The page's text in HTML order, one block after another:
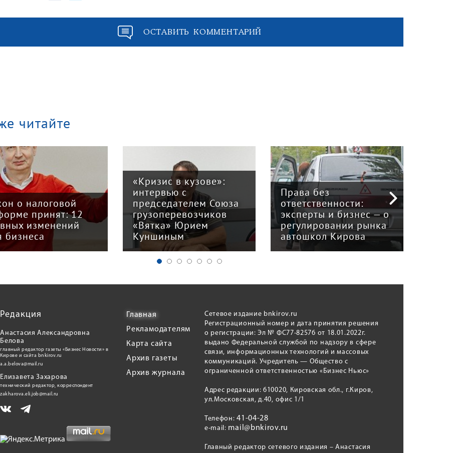
ОСТАВИТЬ КОММЕНТАРИЙ
читайте
о налоговой
принят: 12
изменений
бизнеса
«Кризис в кузове»:
интервью с
председателем Союза
грузоперевозчиков
«Вятка» Юрием
Куншиным
Права без
ответственности:
эксперты и бизнес — о
регулировании рынка
автошкол Кирова
Редакция
Анастасия Александровна
Белова
главный редактор газеты «Бизнес Новости» в
Кирове и сайта bnkirov.ru
a.a.belova@mail.ru
Елизавета Захарова
технический редактор, корреспондент
zakharova.eli.job@mail.ru
Главная
Рекламодателям
Карта сайта
Архив газеты
Архив журнала
Сетевое издание bnkirov.ru
Регистрационный номер и дата принятия решения
о регистрации: Эл № ФС77-82576 от 18.01.2022г.
выдано Федеральной службой по надзору в сфере
связи, информационных технологий и массовых
коммуникаций. Учредитель — Общество с
ограниченной ответственностью «Бизнес Ньюс»
Адрес редакции: 610020, Кировская обл., г.Киров,
ул.Московская, д.40, офис 1/1
Телефон:41-04-28
e-mail: mail@bnkirov.ru
Главный редактор сетевого издания – Анастасия